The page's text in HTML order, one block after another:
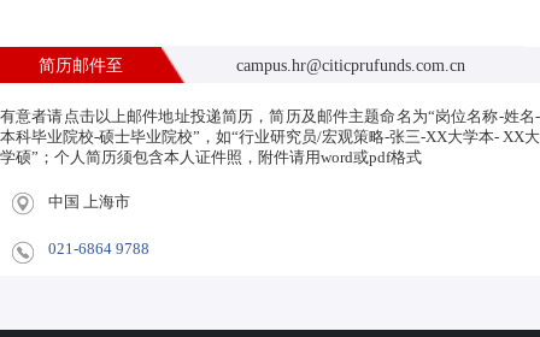
简历邮件至 campus.hr@citicprufunds.com.cn
有意者请点击以上邮件地址投递简历，简历及邮件主题命名为“岗位名称-姓名-
本科毕业院校-硕士毕业院校”，如“行业研究员/宏观策略-张三-XX大学本- XX大
学硕”；个人简历须包含本人证件照，附件请用word或pdf格式
中国 上海市
021-6864 9788